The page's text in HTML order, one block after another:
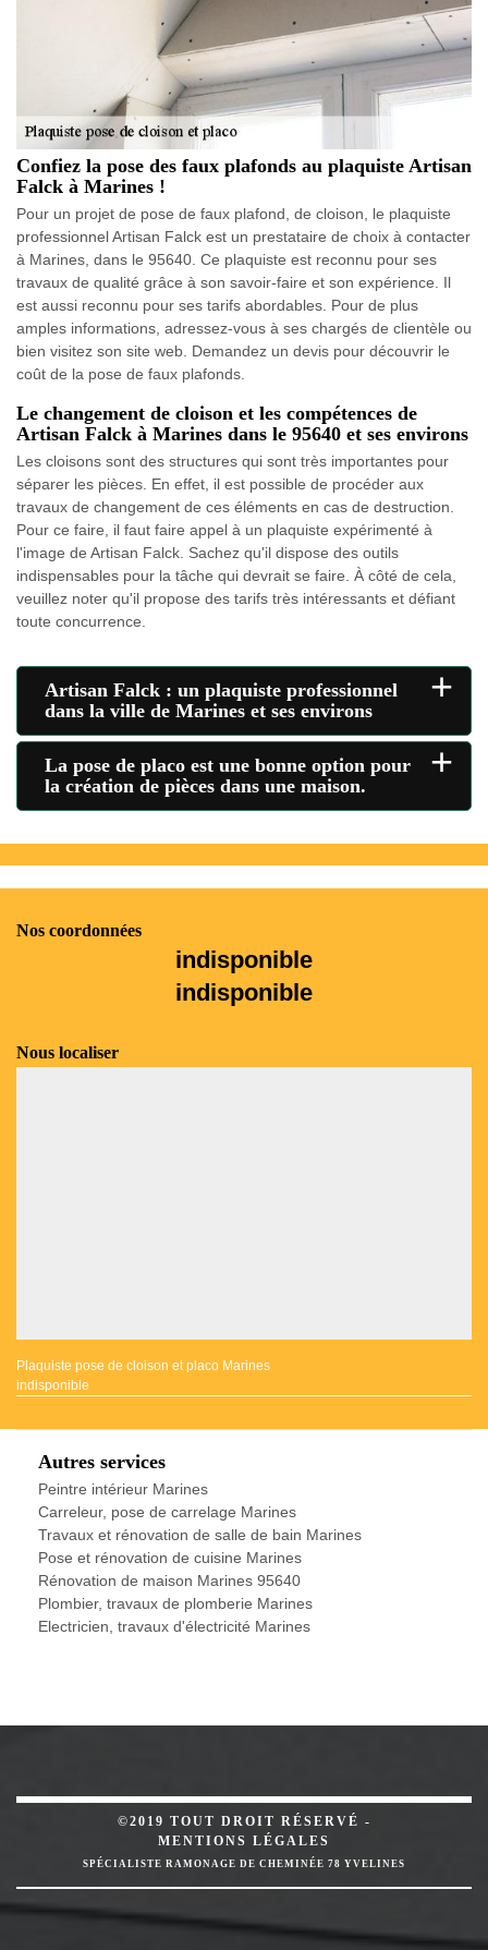
Confiez la pose des faux plafonds au plaquiste Artisan
Falck à Marines !
Pour un projet de pose de faux plafond, de cloison, le plaquiste
professionnel Artisan Falck est un prestataire de choix à contacter
à Marines, dans le 95640. Ce plaquiste est reconnu pour ses
travaux de qualité grâce à son savoir-faire et son expérience. Il
est aussi reconnu pour ses tarifs abordables. Pour de plus
amples informations, adressez-vous à ses chargés de clientèle ou
bien visitez son site web. Demandez un devis pour découvrir le
coût de la pose de faux plafonds.
Le changement de cloison et les compétences de
Artisan Falck à Marines dans le 95640 et ses environs
Les cloisons sont des structures qui sont très importantes pour
séparer les pièces. En effet, il est possible de procéder aux
travaux de changement de ces éléments en cas de destruction.
Pour ce faire, il faut faire appel à un plaquiste expérimenté à
l'image de Artisan Falck. Sachez qu'il dispose des outils
indispensables pour la tâche qui devrait se faire. À côté de cela,
veuillez noter qu'il propose des tarifs très intéressants et défiant
toute concurrence.
Artisan Falck : un plaquiste professionnel
dans la ville de Marines et ses environs
+
La pose de placo est une bonne option pour
la création de pièces dans une maison.
+
Nos coordonnées
indisponible
indisponible
Nous localiser
Plaquiste pose de cloison et placo Marines
indisponible
Autres services
Peintre intérieur Marines
Carreleur, pose de carrelage Marines
Travaux et rénovation de salle de bain Marines
Pose et rénovation de cuisine Marines
Rénovation de maison Marines 95640
Plombier, travaux de plomberie Marines
Electricien, travaux d'électricité Marines
©2019 TOUT DROIT RÉSERVÉ -
MENTIONS LÉGALES
SPÉCIALISTE RAMONAGE DE CHEMINÉE 78 YVELINES